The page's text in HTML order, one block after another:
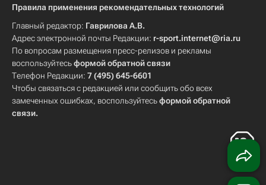
Правила применения рекомендательных технологий
Главный редактор: Гаврилова А.В.
Адрес электронной почты Редакции: r-sport.internet@ria.ru
По вопросам размещения пресс-релизов и рекламы
воспользуйтесьформой обратной связи
Телефон Редакции: 7 (495) 645-6601
Чтобы связаться с редакцией или сообщить обо всех
замеченных ошибках, воспользуйтесьформой обратной
связи.